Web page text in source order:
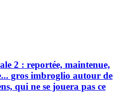
2 : reportée, maintenue,
gros imbroglio autour de
qui ne se jouera pas ce